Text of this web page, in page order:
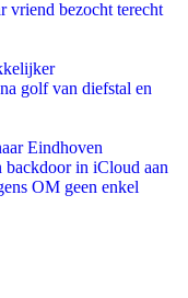
vriend bezocht terecht
golf van diefstal en
Eindhoven
in iCloud aan
OM geen enkel